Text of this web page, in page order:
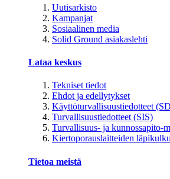
Uutisarkisto
Kampanjat
Sosiaalinen media
Solid Ground asiakaslehti
Lataa keskus
Tekniset tiedot
Ehdot ja edellytykset
Käyttöturvallisuustiedotteet
Turvallisuustiedotteet (SIS)
Turvallisuus- ja kunnossapito-
Kiertoporauslaitteiden
Tietoa meistä